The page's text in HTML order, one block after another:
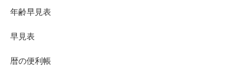
年齢早見表
早見表
暦の便利帳